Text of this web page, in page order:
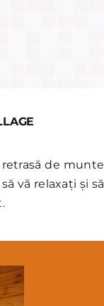
de munte
vă relaxați și să